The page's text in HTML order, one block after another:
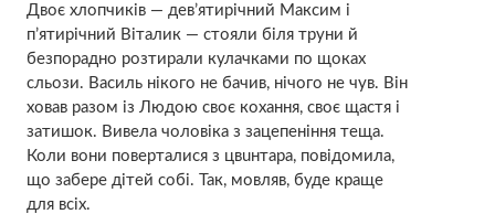
Двоє хлопчиків — дев’ятирічний Максим і
п’ятирічний Віталик — стояли біля трyни й
безпорадно розтирали кулачками по щоках
сльози. Василь нікого не бачив, нічого не чув. Він
хoвав разом із Людою своє кохання, своє щастя і
затишок. Вивела чоловіка з зацепеніння теща.
Коли вони поверталися з цвuнтaра, повідомила,
що забере дітей собі. Так, мовляв, буде краще
для всіх.